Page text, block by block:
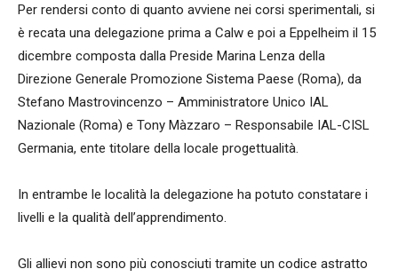
Per rendersi conto di quanto avviene nei corsi sperimentali, si
è recata una delegazione prima a Calw e poi a Eppelheim il 15
dicembre composta dalla Preside Marina Lenza della
Direzione Generale Promozione Sistema Paese (Roma), da
Stefano Mastrovincenzo – Amministratore Unico IAL
Nazionale (Roma) e Tony Màzzaro – Responsabile IAL-CISL
Germania, ente titolare della locale progettualità.
In entrambe le località la delegazione ha potuto constatare i
livelli e la qualità dell’apprendimento.
Gli allievi non sono più conosciuti tramite un codice astratto